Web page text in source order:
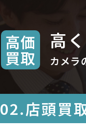
高価
買取
高
カメラ
02.店頭買